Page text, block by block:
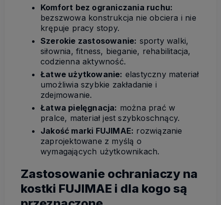
Komfort bez ograniczania ruchu:
bezszwowa konstrukcja nie obciera i nie
krępuje pracy stopy.
Szerokie zastosowanie: sporty walki,
siłownia, fitness, bieganie, rehabilitacja,
codzienna aktywność.
Łatwe użytkowanie: elastyczny materiał
umożliwia szybkie zakładanie i
zdejmowanie.
Łatwa pielęgnacja: można prać w
pralce, materiał jest szybkoschnący.
Jakość marki FUJIMAE: rozwiązanie
zaprojektowane z myślą o
wymagających użytkownikach.
Zastosowanie ochraniaczy na
kostki FUJIMAE i dla kogo są